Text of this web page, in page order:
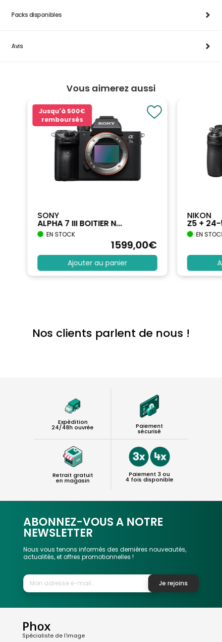
Packs disponibles
Avis
Vous aimerez aussi
Jusqu'à 500€
remboursés
SONY
ALPHA 7 III BOITIER N...
EN STOCK
1599,00€
Ajouter au panier
NIKON
Z5 +
EN
Nos clients parlent de nous !
Expédition
24/48h ouvrée Paiement
sécurisé
Retrait gratuit
en magasin
Paiement 3 ou
4 fois disponible
ABONNEZ-VOUS A NOTRE
NEWSLETTER
Nous vous tenons informés des dernières nouveautés,
actualités, et offres promotionnelles !
Je rejoins
Phox
Spécialiste de l'image